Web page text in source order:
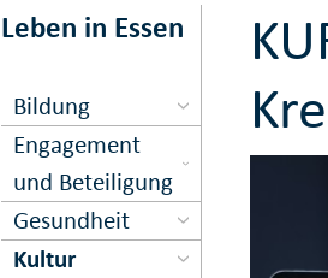
Leben in Essen
Bildung
Engagement
und Beteiligung
Gesundheit
Kultur